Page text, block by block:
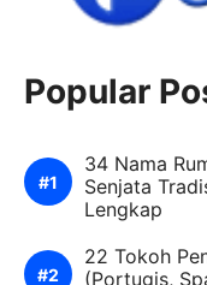
Popular
34 Nama
Senjata
Lengkap
22 Tokoh
(Portugis,